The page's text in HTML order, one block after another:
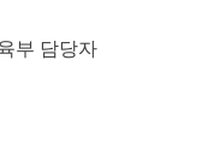
부 담당자